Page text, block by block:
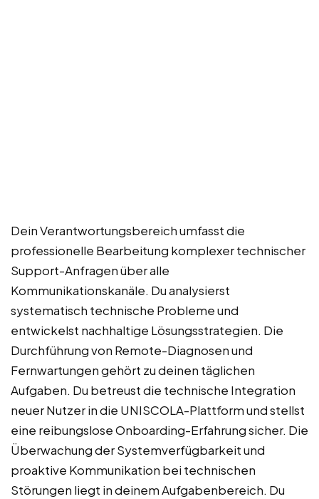
Dein Verantwortungsbereich umfasst die
professionelle Bearbeitung komplexer technischer
Support-Anfragen über alle
Kommunikationskanäle. Du analysierst
systematisch technische Probleme und
entwickelst nachhaltige Lösungsstrategien. Die
Durchführung von Remote-Diagnosen und
Fernwartungen gehört zu deinen täglichen
Aufgaben. Du betreust die technische Integration
neuer Nutzer in die UNISCOLA-Plattform und stellst
eine reibungslose Onboarding-Erfahrung sicher. Die
Überwachung der Systemverfügbarkeit und
proaktive Kommunikation bei technischen
Störungen liegt in deinem Aufgabenbereich. Du